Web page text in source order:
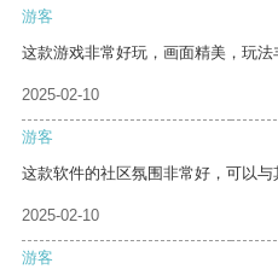
游客
这款游戏非常好玩，画面精美，玩法
2025-02-10
游客
这款软件的社区氛围非常好，可以与
2025-02-10
游客